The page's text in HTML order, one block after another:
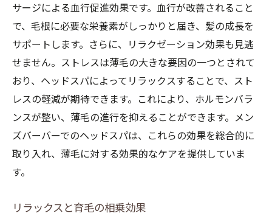
サージによる血行促進効果です。血行が改善されること
で、毛根に必要な栄養素がしっかりと届き、髪の成長を
サポートします。さらに、リラクゼーション効果も見逃
せません。ストレスは薄毛の大きな要因の一つとされて
おり、ヘッドスパによってリラックスすることで、スト
レスの軽減が期待できます。これにより、ホルモンバラ
ンスが整い、薄毛の進行を抑えることができます。メン
ズバーバーでのヘッドスパは、これらの効果を総合的に
取り入れ、薄毛に対する効果的なケアを提供していま
す。
リラックスと育毛の相乗効果